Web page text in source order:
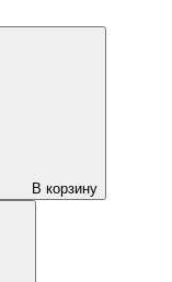
В корзину